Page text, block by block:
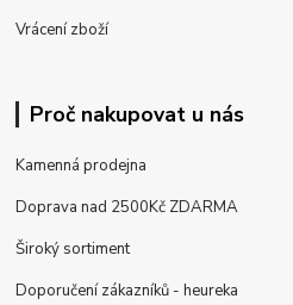
Vrácení zboží
Proč nakupovat u nás
Kamenná prodejna
Doprava nad 2500Kč ZDARMA
Široký sortiment
Doporučení zákazníků - heureka